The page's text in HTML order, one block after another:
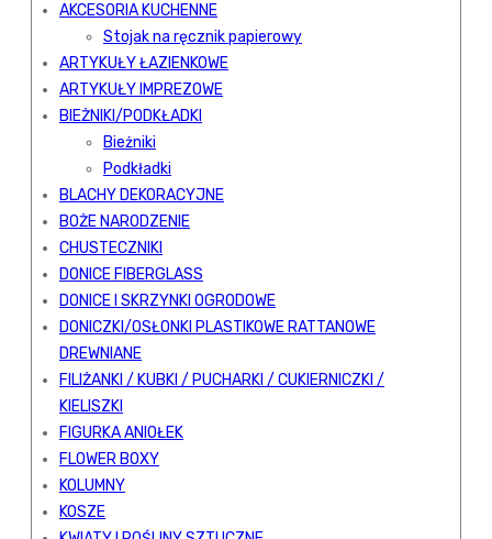
AKCESORIA KUCHENNE
Stojak na ręcznik papierowy
ARTYKUŁY ŁAZIENKOWE
ARTYKUŁY IMPREZOWE
BIEŻNIKI/PODKŁADKI
Bieżniki
Podkładki
BLACHY DEKORACYJNE
BOŻE NARODZENIE
CHUSTECZNIKI
DONICE FIBERGLASS
DONICE I SKRZYNKI OGRODOWE
DONICZKI/OSŁONKI PLASTIKOWE RATTANOWE
DREWNIANE
FILIŻANKI / KUBKI / PUCHARKI / CUKIERNICZKI /
KIELISZKI
FIGURKA ANIOŁEK
FLOWER BOXY
KOLUMNY
KOSZE